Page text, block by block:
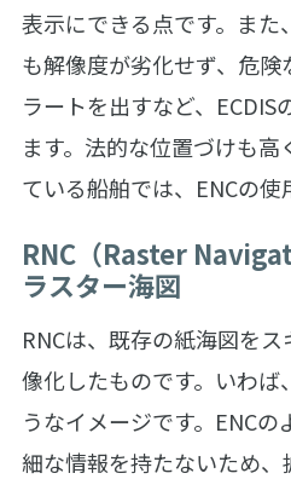
表示にできる点です。また
も解像度が劣化せず、危
ラートを出すなど、ECDIS
ます。法的な位置づけも高
ている船舶では、ENCの使
RNC（Raster
ラスター海図
RNCは、既存の紙海図を
像化したものです。いわ
うなイメージです。ENC
細な情報を持たないため